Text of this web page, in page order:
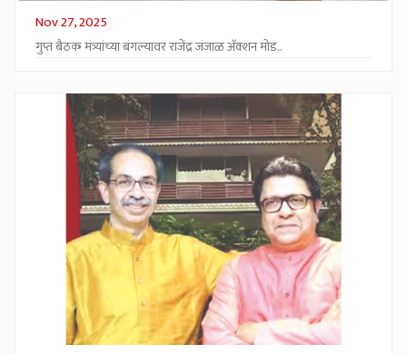
Nov 27, 2025
गुप्त बैठक मंत्र्यांच्या बंगल्यावर राजेंद्र जंजाळ अ‍ॅक्शन मोड..